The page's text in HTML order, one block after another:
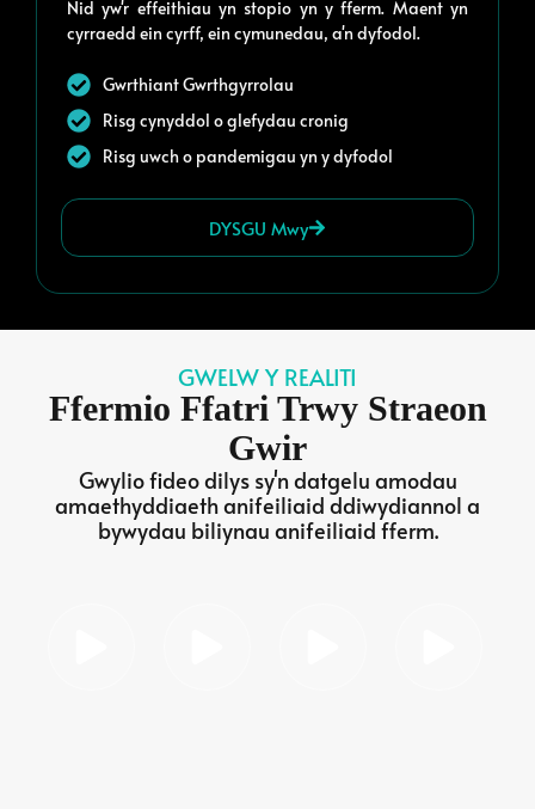
Nid yw'r effeithiau yn stopio yn y fferm. Maent yn
cyrraedd ein cyrff, ein cymunedau, a'n dyfodol.
Gwrthiant Gwrthgyrrolau
Risg cynyddol o glefydau cronig
Risg uwch o pandemigau yn y dyfodol
DYSGU Mwy
GWELW Y REALITI
Ffermio Ffatri Trwy Straeon
Gwir
Gwylio fideo dilys sy'n datgelu amodau
amaethyddiaeth anifeiliaid ddiwydiannol a
bywydau biliynau anifeiliaid fferm.